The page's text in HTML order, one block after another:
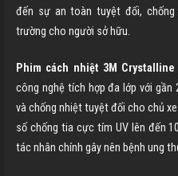
đến sự an toàn tuyệt đối,
trường cho người sở hữu.
Phim cách nhiệt 3M Crystalline
công nghệ tích hợp đa lớp với gần
và chống nhiệt tuyệt đối cho chủ
số chống tia cực tím UV lên đến
tác nhân chính gây nên bệnh ung